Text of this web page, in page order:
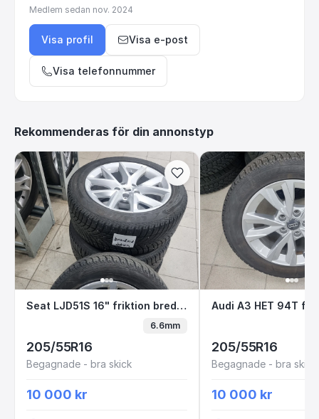
Medlem sedan nov. 2024
Visa profil Visa e-post
Visa telefonnummer
Rekommenderas för din annonstyp
Seat LJD51S 16" friktion bredvid datorn
Seat LJD51S 16" friktion bredvid datorn
6.6mm
205/55R16
Begagnade - bra skick
10 000 kr
Audi A3 HET
Audi A3 HET 94T
205/55R16
Begagnade - bra skick
10 000 kr